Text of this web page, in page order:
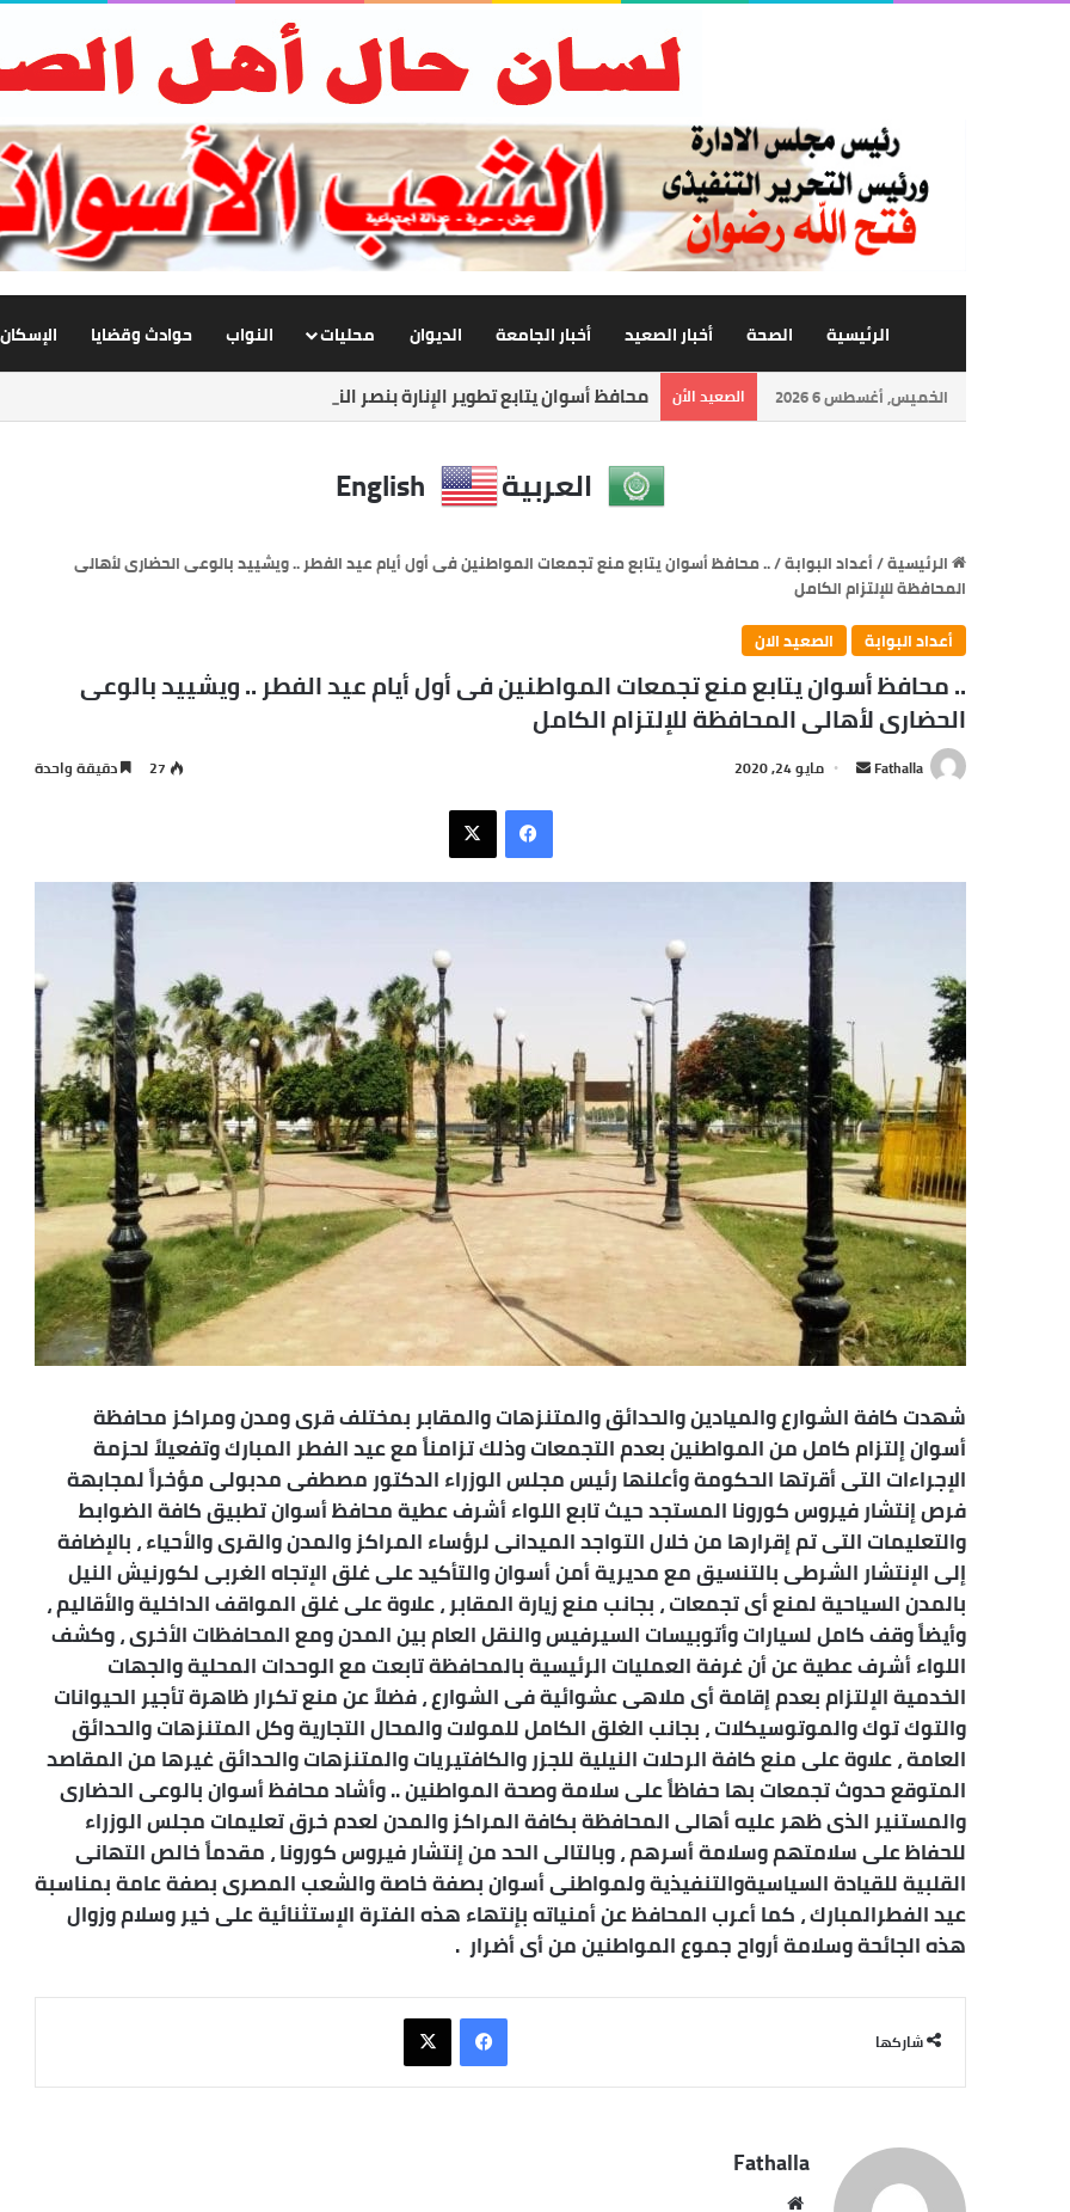
الرئيسية الصحة أخبار الصعيد أخبار الجامعة الديوان محليات النواب حوادث وقضايا الإسكان
الخميس, أغسطس 6 2026 الصعيد الأن محافظ أسوان يتابع تطوير الإنارة بنصر النوبة.. ورفع كفاءة الطرق لخدمة المواطنين
العربية English
الرئيسية/أعداد البوابة/.. محافظ أسوان يتابع منع تجمعات المواطنين فى أول أيام عيد الفطر .. ويشييد بالوعى الحضارى لأهالى
المحافظة للإلتزام الكامل
أعداد البوابة
الصعيد الان
.. محافظ أسوان يتابع منع تجمعات المواطنين فى أول أيام عيد الفطر .. ويشييد بالوعى
الحضارى لأهالى المحافظة للإلتزام الكامل
Fathalla
أرسل مايو 24, 2020 27 دقيقة واحدة
فيسبوك
X
شهدت كافة الشوارع والميادين والحدائق والمتنزهات والمقابر بمختلف قرى ومدن ومراكز محافظة
أسوان إلتزام كامل من المواطنين بعدم التجمعات وذلك تزامناً مع عيد الفطر المبارك وتفعيلاً لحزمة
الإجراءات التى أقرتها الحكومة وأعلنها رئيس مجلس الوزراء الدكتور مصطفى مدبولى مؤخراً لمجابهة
فرص إنتشار فيروس كورونا المستجد حيث تابع اللواء أشرف عطية محافظ أسوان تطبيق كافة الضوابط
والتعليمات التى تم إقرارها من خلال التواجد الميدانى لرؤساء المراكز والمدن والقرى والأحياء ، بالإضافة
إلى الإنتشار الشرطى بالتنسيق مع مديرية أمن أسوان والتأكيد على غلق الإتجاه الغربى لكورنيش النيل
بالمدن السياحية لمنع أى تجمعات ، بجانب منع زيارة المقابر ، علاوة على غلق المواقف الداخلية والأقاليم ،
وأيضاً وقف كامل لسيارات وأتوبيسات السيرفيس والنقل العام بين المدن ومع المحافظات الأخرى ، وكشف
اللواء أشرف عطية عن أن غرفة العمليات الرئيسية بالمحافظة تابعت مع الوحدات المحلية والجهات
الخدمية الإلتزام بعدم إقامة أى ملاهى عشوائية فى الشوارع ، فضلاً عن منع تكرار ظاهرة تأجير الحيوانات
والتوك توك والموتوسيكلات ، بجانب الغلق الكامل للمولات والمحال التجارية وكل المتنزهات والحدائق
العامة ، علاوة على منع كافة الرحلات النيلية للجزر والكافتيريات والمتنزهات والحدائق غيرها من المقاصد
المتوقع حدوث تجمعات بها حفاظاً على سلامة وصحة المواطنين .. وأشاد محافظ أسوان بالوعى الحضارى
والمستنير الذى ظهر عليه أهالى المحافظة بكافة المراكز والمدن لعدم خرق تعليمات مجلس الوزراء
للحفاظ على سلامتهم وسلامة أسرهم ، وبالتالى الحد من إنتشار فيروس كورونا ، مقدماً خالص التهانى
القلبية للقيادة السياسيةوالتنفيذية ولمواطنى أسوان بصفة خاصة والشعب المصرى بصفة عامة بمناسبة
عيد الفطرالمبارك ، كما أعرب المحافظ عن أمنياته بإنتهاء هذه الفترة الإستثنائية على خير وسلام وزوال
هذه الجائحة وسلامة أرواح جموع المواطنين من أى أضرار .
شاركها
فيسبوك
X
Fathalla